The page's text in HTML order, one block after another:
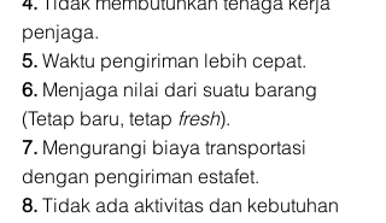
penjaga.
5. Waktu pengiriman lebih cepat.
6. Menjaga nilai dari suatu barang
(Tetap baru, tetap fresh).
7. Mengurangi biaya transportasi
dengan pengiriman estafet.
8. Tidak ada aktivitas dan kebutuhan